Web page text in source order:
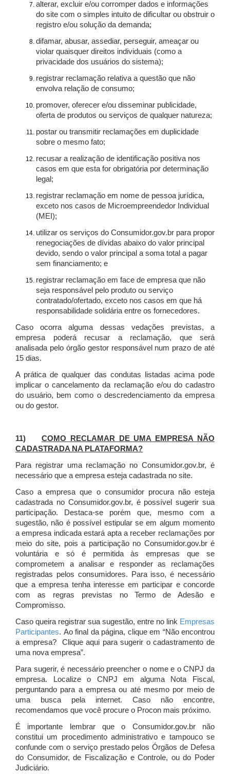
alterar, excluir e/ou corromper dados e informações
do site com o simples intuito de dificultar ou obstruir o
registro e/ou solução da demanda;
difamar, abusar, assediar, perseguir, ameaçar ou
violar quaisquer direitos individuais (como a
privacidade dos usuários do sistema);
registrar reclamação relativa a questão que não
envolva relação de consumo;
promover, oferecer e/ou disseminar publicidade,
oferta de produtos ou serviços de qualquer natureza;
postar ou transmitir reclamações em duplicidade
sobre o mesmo fato;
recusar a realização de identificação positiva nos
casos em que esta for obrigatória por determinação
legal;
registrar reclamação em nome de pessoa jurídica,
exceto nos casos de Microempreendedor Individual
(MEI);
utilizar os serviços do Consumidor.gov.br para propor
renegociações de dívidas abaixo do valor principal
devido, sendo o valor principal a soma total a pagar
sem financiamento; e
registrar reclamação em face de empresa que não
seja responsável pelo produto ou serviço
contratado/ofertado, exceto nos casos em que há
responsabilidade solidária entre os fornecedores.
Caso ocorra alguma dessas vedações previstas, a
empresa poderá recusar a reclamação, que será
analisada pelo órgão gestor responsável num prazo de até
15 dias.
A prática de qualquer das condutas listadas acima pode
implicar o cancelamento da reclamação e/ou do cadastro
do usuário, bem como o descredenciamento da empresa
ou do gestor.
11)COMO RECLAMAR DE UMA EMPRESA NÃO
CADASTRADA NA PLATAFORMA?
Para registrar uma reclamação no Consumidor.gov.br, é
necessário que a empresa esteja cadastrada no site.
Caso a empresa que o consumidor procura não esteja
cadastrada no Consumidor.gov.br, é possível sugerir sua
participação. Destaca-se porém que, mesmo com a
sugestão, não é possível estipular se em algum momento
a empresa indicada estará apta a receber reclamações por
meio do site, pois a participação no Consumidor.gov.br é
voluntária e só é permitida às empresas que se
comprometem a analisar e responder as reclamações
registradas pelos consumidores. Para isso, é necessário
que a empresa tenha interesse em participar e concorde
com as regras previstas no Termo de Adesão e
Compromisso.
Caso queira registrar sua sugestão, entre no link Empresas
Participantes. Ao final da página, clique em “Não encontrou
a empresa? Clique aqui para sugerir o cadastramento de
uma nova empresa”.
Para sugerir, é necessário preencher o nome e o CNPJ da
empresa. Localize o CNPJ em alguma Nota Fiscal,
perguntando para a empresa ou até mesmo por meio de
uma busca pela internet. Caso não encontre,
recomendamos que você procure o Procon mais próximo.
É importante lembrar que o Consumidor.gov.br não
constitui um procedimento administrativo e tampouco se
confunde com o serviço prestado pelos Órgãos de Defesa
do Consumidor, de Fiscalização e Controle, ou do Poder
Judiciário.